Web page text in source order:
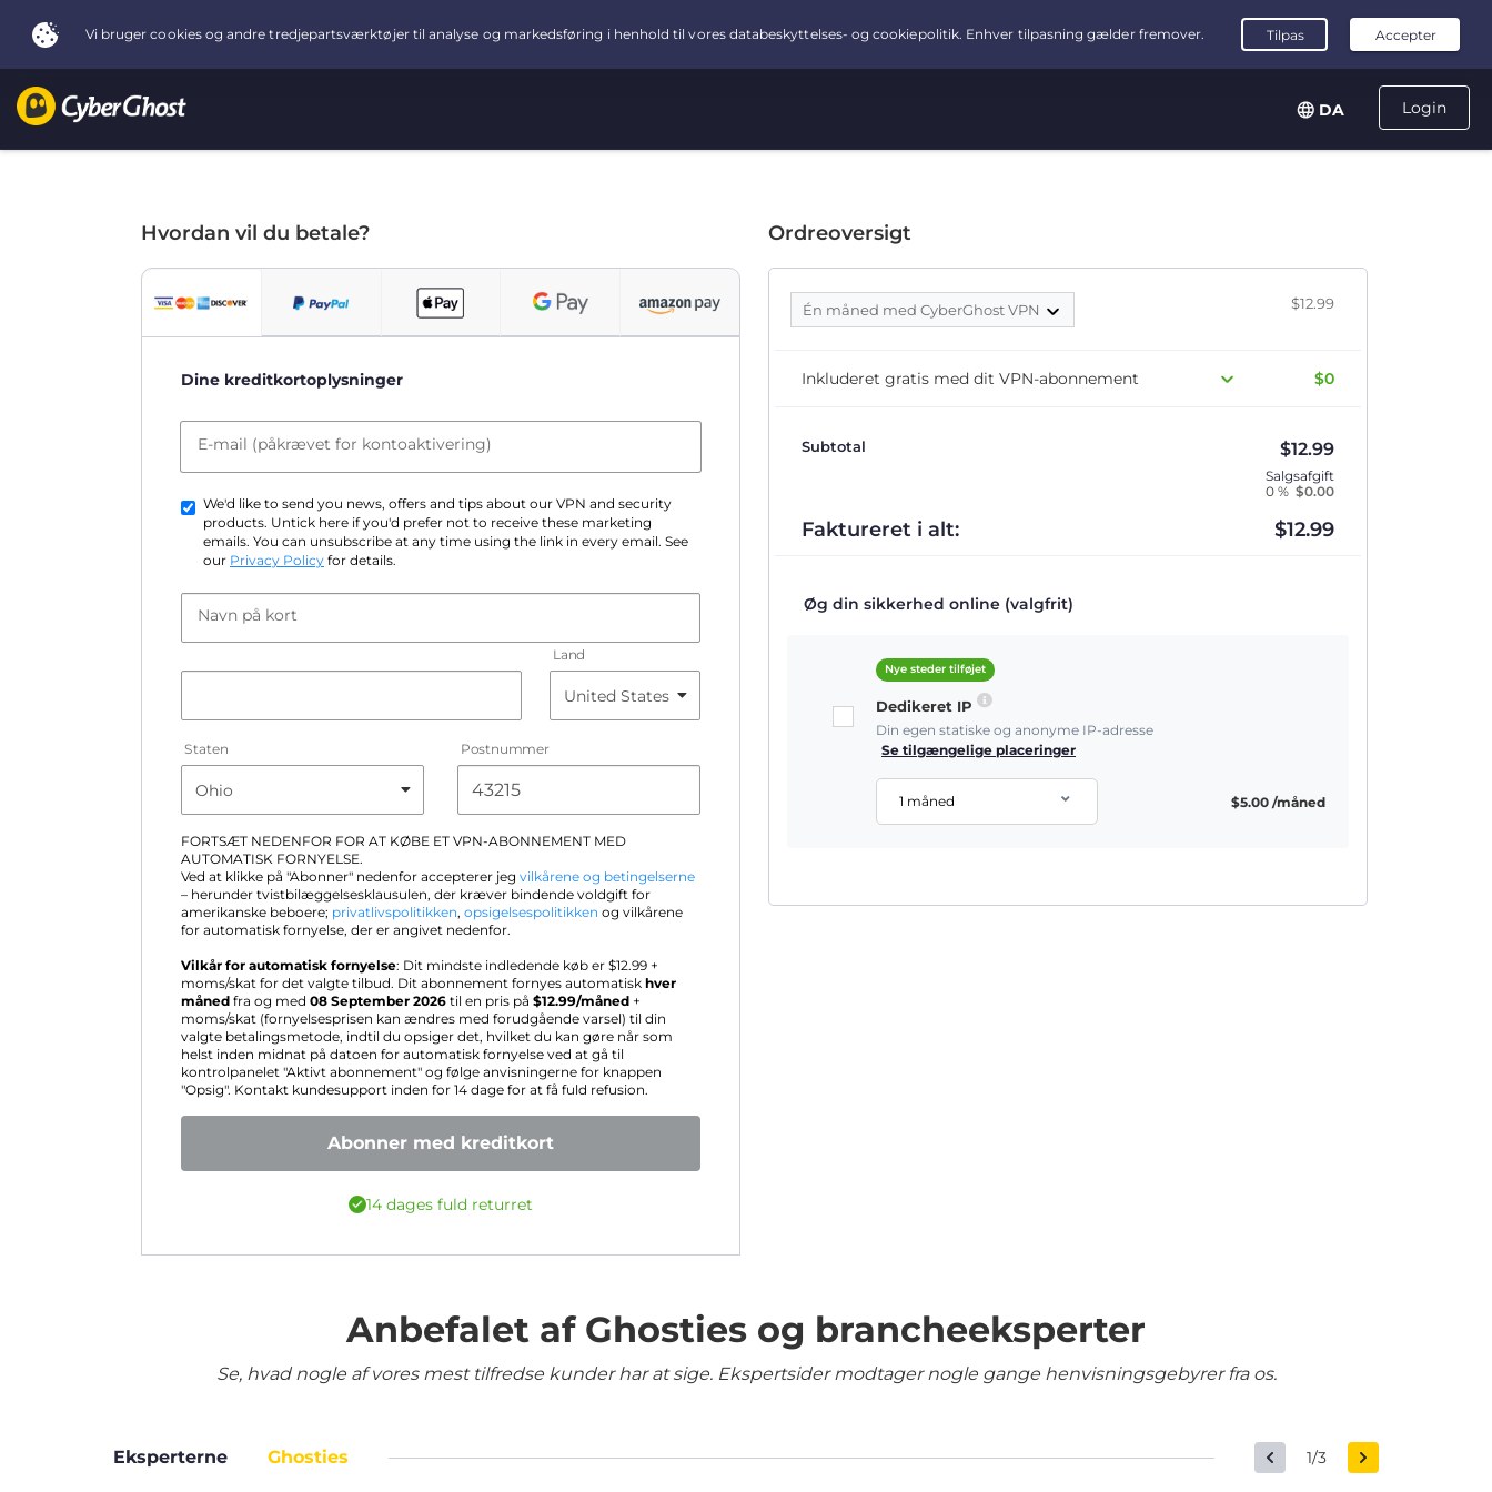
Login
DA
Hvordan vil du betale?
Dine kreditkortoplysninger
E-mail (påkrævet for kontoaktivering)
We'd like to send you news, offers and tips about our VPN and security
products. Untick here if you'd prefer not to receive these marketing
emails. You can unsubscribe at any time using the link in every email. See
our Privacy Policy for details.
Navn på kort
Land
Staten Postnummer
FORTSÆT NEDENFOR FOR AT KØBE ET VPN-ABONNEMENT MED
AUTOMATISK FORNYELSE.
Ved at klikke på "Abonner" nedenfor accepterer jeg vilkårene og betingelserne
– herunder tvistbilæggelsesklausulen, der kræver bindende voldgift for
amerikanske beboere; privatlivspolitikken, opsigelsespolitikken og vilkårene
for automatisk fornyelse, der er angivet nedenfor.
Vilkår for automatisk fornyelse: Dit mindste indledende køb er $12.99 +
moms/skat for det valgte tilbud. Dit abonnement fornyes automatisk hver
måned fra og med 08 September 2026 til en pris på $12.99/måned +
moms/skat (fornyelsesprisen kan ændres med forudgående varsel) til din
valgte betalingsmetode, indtil du opsiger det, hvilket du kan gøre når som
helst inden midnat på datoen for automatisk fornyelse ved at gå til
kontrolpanelet "Aktivt abonnement" og følge anvisningerne for knappen
"Opsig". Kontakt kundesupport inden for 14 dage for at få fuld refusion.
Abonner med kreditkort
14 dages fuld returret
Ordreoversigt
Én måned med CyberGhost VPN $12.99
Inkluderet gratis med dit VPN-abonnement $0
Subtotal $12.99
Salgsafgift
0 % $0.00
Faktureret i alt: $12.99
Øg din sikkerhed online (valgfrit)
Nye steder tilføjet
Dedikeret IP
Din egen statiske og anonyme IP-adresse
Se tilgængelige placeringer
1 måned $5.00 /måned
Anbefalet af Ghosties og brancheeksperter
Se, hvad nogle af vores mest tilfredse kunder har at sige. Ekspertsider modtager nogle gange henvisningsgebyrer fra os.
Eksperterne Ghosties 1/3